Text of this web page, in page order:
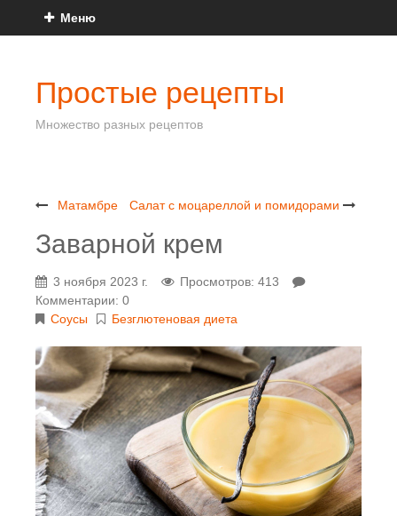
Меню
Простые рецепты
Множество разных рецептов
Матамбре Салат с моцареллой и помидорами
Заварной крем
3 ноября 2023 г.
Просмотров: 413
Комментарии: 0
Соусы
Безглютеновая диета